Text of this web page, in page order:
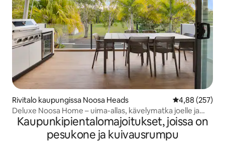
Rivitalo kaupungissa Noosa Heads
4,88 (257)
Deluxe Noosa Home – uima-allas, kävelymatka joelle ja
rannalle
Kaupunkipientalomajoitukset, joissa on
pesukone ja kuivausrumpu